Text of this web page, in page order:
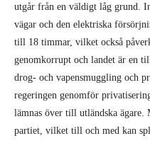
utgår från en väldigt låg grund.
vägar och den elektriska
till 18 timmar, vilket också
genomkorrupt och landet är en
drog- och vapensmuggling och
regeringen genomför
lämnas över till utländska ägare.
partiet, vilket till och med kan